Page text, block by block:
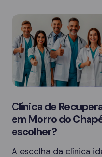
Clínica de
em Morro do
escolher?
A escolha da clínica